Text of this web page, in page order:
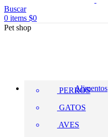
Buscar
0 items $0
Pet shop
Alimentos
PERROS
GATOS
AVES